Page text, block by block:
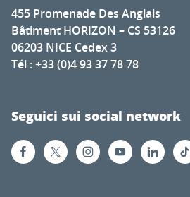
455 Promenade Des Anglais
Bâtiment HORIZON – CS 53126
06203 NICE Cedex 3
Tél : +33 (0)4 93 37 78 78
Seguici sui social network